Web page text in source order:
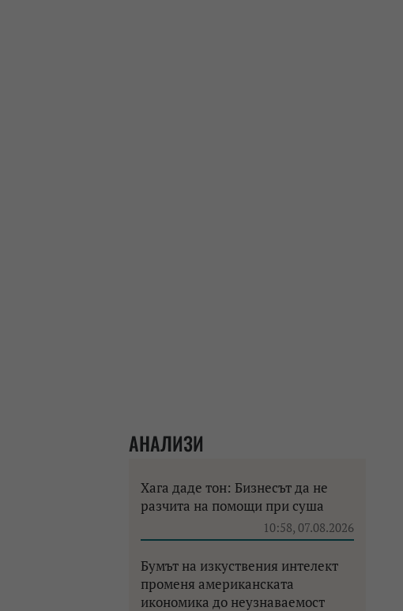
АНАЛИЗИ
Хага даде тон: Бизнесът да не
разчита на помощи при суша
10:58, 07.08.2026
Бумът на изкуствения интелект
променя американската
икономика до неузнаваемост